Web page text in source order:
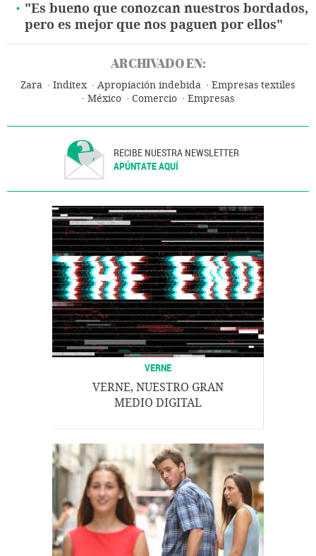
"Es bueno que conozcan nuestros bordados,
pero es mejor que nos paguen por ellos"
ARCHIVADO EN:
Zara Inditex Apropiación indebida
Empresas textiles
México
Comercio Empresas
RECIBE NUESTRA NEWSLETTER
APÚNTATE AQUÍ
VERNE
VERNE, NUESTRO GRAN
MEDIO DIGITAL